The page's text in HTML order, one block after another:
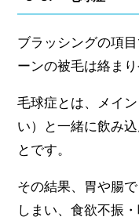
ブラッシングの項
ーンの被毛は絡ま
毛球症とは、メイ
い）と一緒に飲み
とです。
その結果、胃や腸
しまい、食欲不振